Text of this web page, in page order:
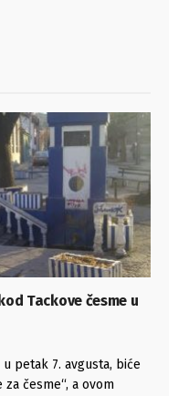
Tackove česme u
petak 7. avgusta, biće
česme“, a ovom